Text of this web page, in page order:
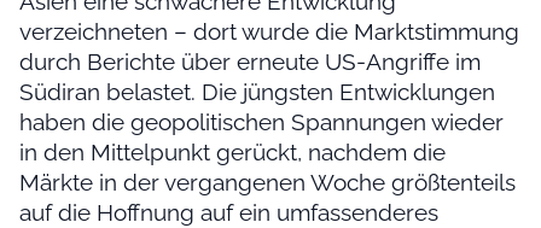
verzeichneten – dort wurde die Marktstimmung
durch Berichte über erneute US-Angriffe im
Südiran belastet. Die jüngsten Entwicklungen
haben die geopolitischen Spannungen wieder
in den Mittelpunkt gerückt, nachdem die
Märkte in der vergangenen Woche größtenteils
auf die Hoffnung auf ein umfassenderes